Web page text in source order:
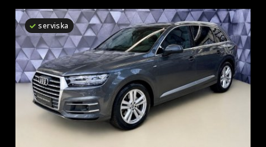
Škoda
Tesla
Toyota
Volkswagen
Volvo
S8
SQ5
SQ7
SQ8
serviska